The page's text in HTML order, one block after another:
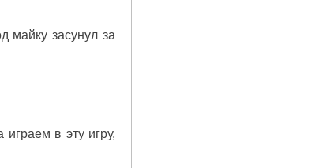
майку засунул за
в эту игру,